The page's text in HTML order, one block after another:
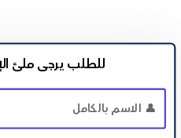
للطلب يرجى ملئ